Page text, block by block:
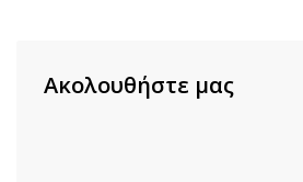
Ακολουθήστε μας